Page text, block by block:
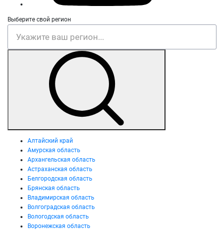
Выберите свой регион
Алтайский край
Амурская область
Архангельская область
Астраханская область
Белгородская область
Брянская область
Владимирская область
Волгоградская область
Вологодская область
Воронежская область